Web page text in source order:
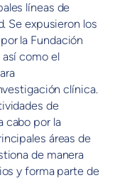
líneas de
Se expusieron los
la Fundación
como el
clínica.
de
cabo por la
áreas de
de manera
y forma parte de